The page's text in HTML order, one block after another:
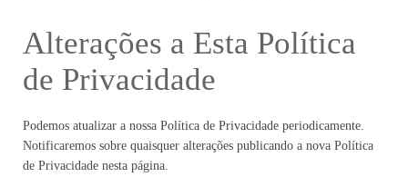
Alterações a Esta Política
de Privacidade
Podemos atualizar a nossa Política de Privacidade periodicamente.
Notificaremos sobre quaisquer alterações publicando a nova Política
de Privacidade nesta página.